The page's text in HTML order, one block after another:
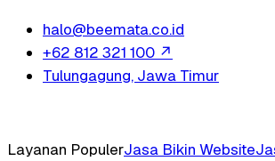
halo@beemata.co.id
+62 812 321 100 ↗
Tulungagung, Jawa Timur
Layanan PopulerJasa Bikin Website